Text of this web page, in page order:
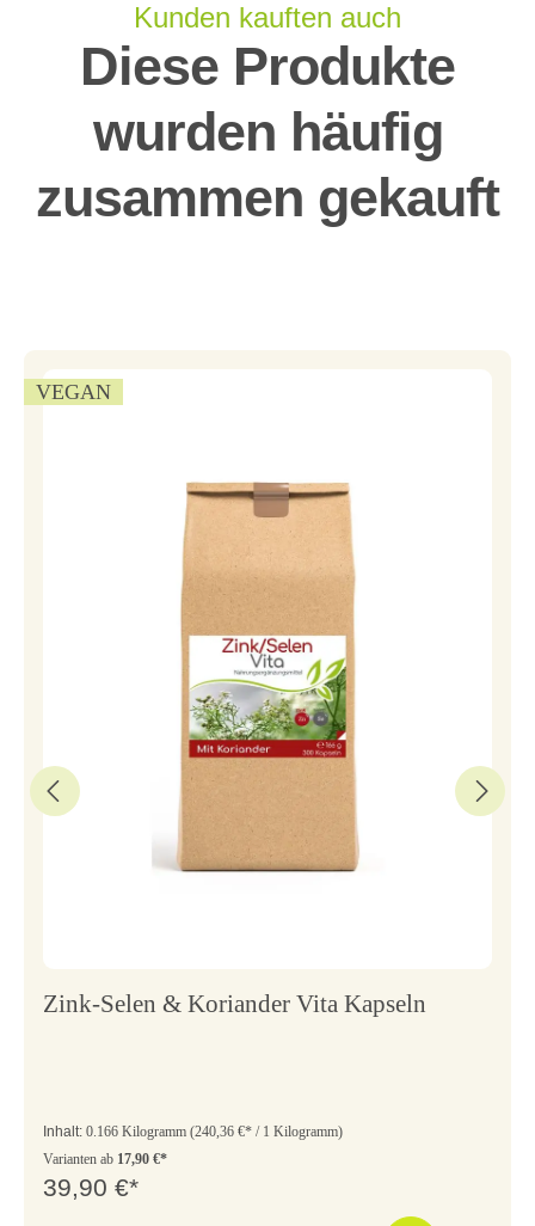
Kunden kauften auch
Diese Produkte
wurden häufig
zusammen gekauft
VEGAN
Zink-Selen & Koriander Vita Kapseln
Inhalt: 0.166 Kilogramm (240,36 €* / 1 Kilogramm)
Varianten ab 17,90 €*
39,90 €*